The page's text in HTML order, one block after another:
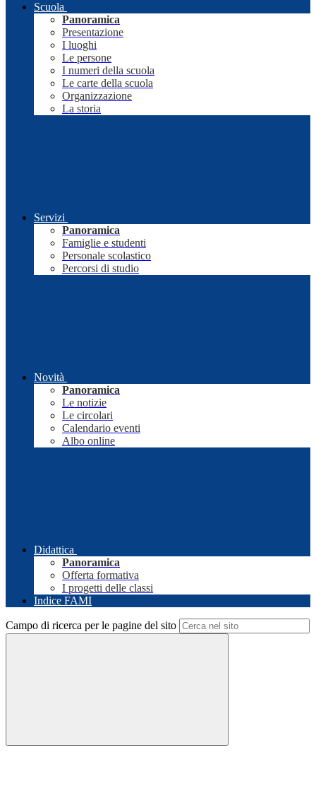
Scuola
Panoramica
Presentazione
I luoghi
Le persone
I numeri della scuola
Le carte della scuola
Organizzazione
La storia
Servizi
Panoramica
Famiglie e studenti
Personale scolastico
Percorsi di studio
Novità
Panoramica
Le notizie
Le circolari
Calendario eventi
Albo online
Didattica
Panoramica
Offerta formativa
I progetti delle classi
Indice FAMI
Campo di ricerca per le pagine del sito